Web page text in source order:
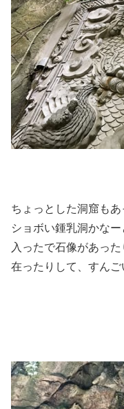
ちょっとした洞窟も
ショボい鍾乳洞かな
入ったで石像があっ
在ったりして、すんご